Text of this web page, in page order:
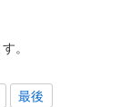
。
最後